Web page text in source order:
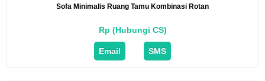
Sofa Minimalis Ruang Tamu Kombinasi Rotan
Rp (Hubungi CS)
Email SMS